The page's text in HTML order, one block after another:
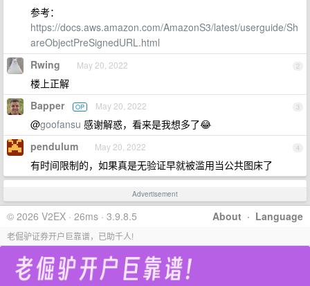
参考：
https://docs.aws.amazon.com/AmazonS3/latest/userguide/Sh
areObjectPreSignedURL.html
2
Rwing May 20, 2022
楼上正解
3
Bapper OP May 20, 2022
@goofansu 感谢解惑，看来是我想多了😂
4
pendulum May 20, 2022
有时间限制的，如果真是无验证早就被滥用当公共图床了
Advertisement
About · Language
© 2026 V2EX · 26ms · 3.9.8.5
老倔驴证券开户巨靠谱，已助千人!